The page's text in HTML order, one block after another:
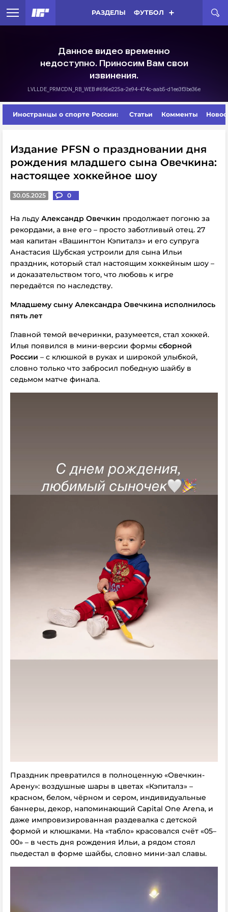
РАЗДЕЛЫ ФУТБОЛ
Иностранцы о спорте России: Статьи Комменты
Издание PFSN о праздновании дня
рождения младшего сына Овечкина:
настоящее хоккейное шоу
30.05.2025 0
На льду Александр Овечкин продолжает погоню за
рекордами, а вне его – просто заботливый отец. 27
мая капитан «Вашингтон Кэпиталз» и его супруга
Анастасия Шубская устроили для сына Ильи
праздник, который стал настоящим хоккейным шоу –
и доказательством того, что любовь к игре
передаётся по наследству.
Младшему сыну Александра Овечкина исполнилось
пять лет
Главной темой вечеринки, разумеется, стал хоккей.
Илья появился в мини-версии формы сборной
России – с клюшкой в руках и широкой улыбкой,
словно только что забросил победную шайбу в
седьмом матче финала.
Праздник превратился в полноценную «Овечкин-
Арену»: воздушные шары в цветах «Кэпиталз» –
красном, белом, чёрном и сером, индивидуальные
баннеры, декор, напоминающий Capital One Arena, и
даже импровизированная раздевалка с детской
формой и клюшками. На «табло» красовался счёт «05–
00» – в честь дня рождения Ильи, а рядом стоял
пьедестал в форме шайбы, словно мини-зал славы.